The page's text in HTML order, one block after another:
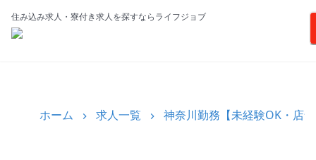
住み込み求人・寮付き求人を探すならライフジョブ
ホーム 求人一覧 神奈川勤務【未経験OK・店